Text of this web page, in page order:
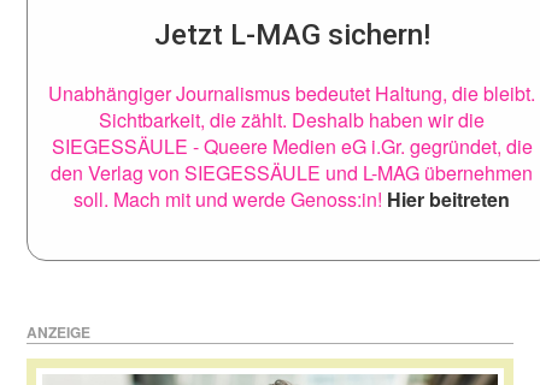
Jetzt L-MAG sichern!
Unabhängiger Journalismus bedeutet Haltung, die bleibt.
Sichtbarkeit, die zählt. Deshalb haben wir die
SIEGESSÄULE - Queere Medien eG i.Gr. gegründet, die
den Verlag von SIEGESSÄULE und L-MAG übernehmen
soll. Mach mit und werde Genoss:in! Hier beitreten
ANZEIGE